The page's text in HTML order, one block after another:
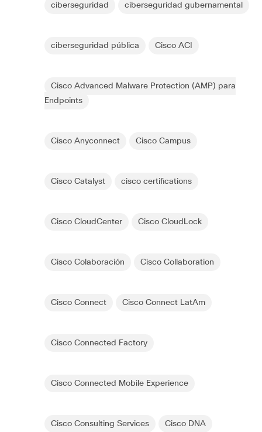
ciberseguridad ciberseguridad gubernamental
ciberseguridad pública Cisco ACI
Cisco Advanced Malware Protection (AMP) para
Endpoints
Cisco Anyconnect Cisco Campus
Cisco Catalyst cisco certifications
Cisco CloudCenter Cisco CloudLock
Cisco Colaboración Cisco Collaboration
Cisco Connect Cisco Connect LatAm
Cisco Connected Factory
Cisco Connected Mobile Experience
Cisco Consulting Services Cisco DNA